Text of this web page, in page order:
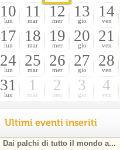
10
lun
11
mar
12
mer
13
gio
14
ven
17
lun
18
mar
19
mer
20
gio
21
ven
24
lun
25
mar
26
mer
27
gio
28
ven
31
lun
1
mar
2
mer
3
gio
4
ven
Ultimi eventi inseriti
Dai palchi di tutto il mondo a...